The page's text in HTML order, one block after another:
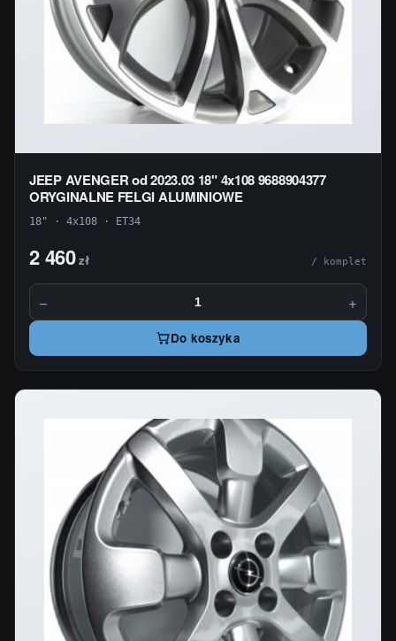
JEEP AVENGER od 2023.03 18" 4x108 9688904377
ORYGINALNE FELGI ALUMINIOWE
18" · 4x108 · ET34
2 460zł / komplet
− +
Do koszyka